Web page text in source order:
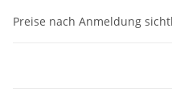
Preise nach Anmeldung